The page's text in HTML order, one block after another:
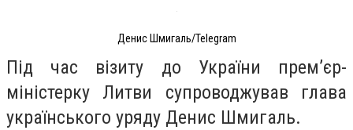
Денис Шмигаль/Telegram
Під час візиту до України прем’єр-
міністерку Литви супроводжував глава
українського уряду Денис Шмигаль.